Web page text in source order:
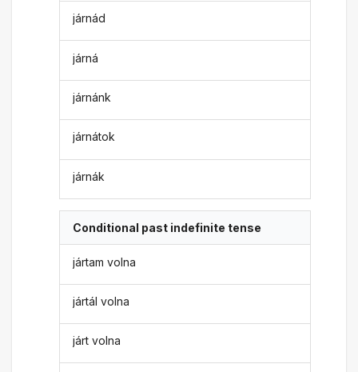
járnád
járná
járnánk
járnátok
járnák
Conditional past indefinite tense
jártam volna
jártál volna
járt volna